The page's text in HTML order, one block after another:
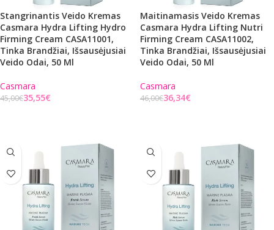
Stangrinantis Veido Kremas
Casmara Hydra Lifting Hydro
Firming Cream CASA11001,
Tinka Brandžiai, Išsausėjusiai
Veido Odai, 50 Ml
Casmara
45,00€35,55€
Maitinamasis Veido Kremas
Casmara Hydra Lifting Nutri
Firming Cream CASA11002,
Tinka Brandžiai, Išsausėjusiai
Veido Odai, 50 Ml
Casmara
46,00€36,34€